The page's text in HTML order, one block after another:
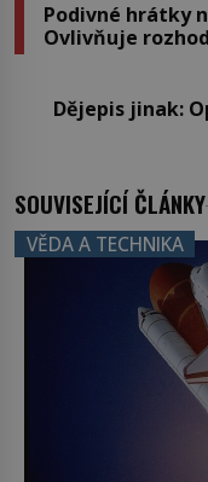
Podivné hrátky
Ovlivňuje
Dějepis jinak:
SOUVISEJÍCÍ ČLÁNKY
VĚDA A TECHNIKA